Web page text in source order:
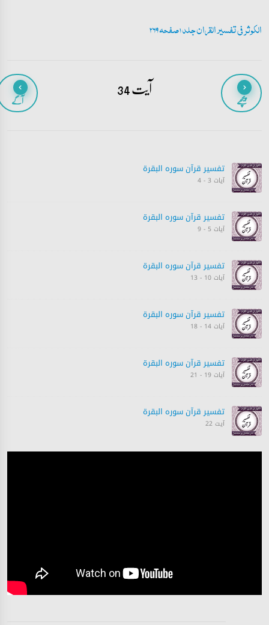
الکوثر فی تفسیر القران جلد 1 صفحہ 269
پیچھے آیت 34 آگے
تفسیر قرآن سورہ ‎البقرة
آیات 3 - 4
تفسیر قرآن سورہ ‎البقرة
آیات 5 - 9
تفسیر قرآن سورہ ‎البقرة
آیات 10 - 13
تفسیر قرآن سورہ ‎البقرة
آیات 14 - 18
تفسیر قرآن سورہ ‎البقرة
آیات 19 - 21
تفسیر قرآن سورہ ‎البقرة
آیت 22